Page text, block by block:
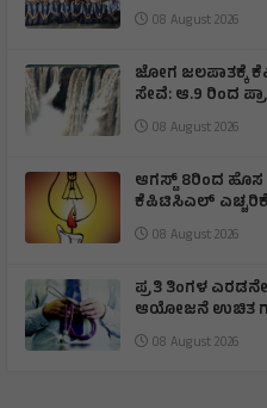
08 August 2026
ಜೋಗ ಜಲಪಾತಕ್ಕೆ
ಸೇವೆ: ಆ.9 ರಿಂದ
08 August 2026
ಆಗಸ್ಟ್ 8ರಿಂದ
ಕೆಪಿಟಿಸಿಎಲ್ ಎಚ್ಚರಿಕೆ
08 August 2026
ಪ್ರತಿ ತಿಂಗಳ
ಆಯೋಜನೆ ಉಚಿತ
08 August 2026